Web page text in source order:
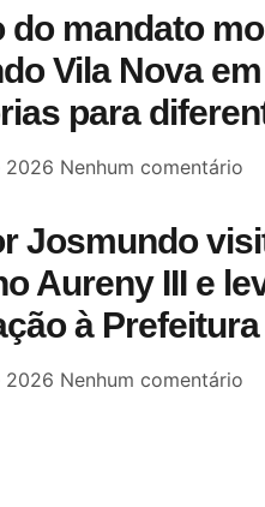
do mandato
Vila Nova
para
2026 Nenhum comentário
Josmundo
Aureny III e
à
2026 Nenhum comentário